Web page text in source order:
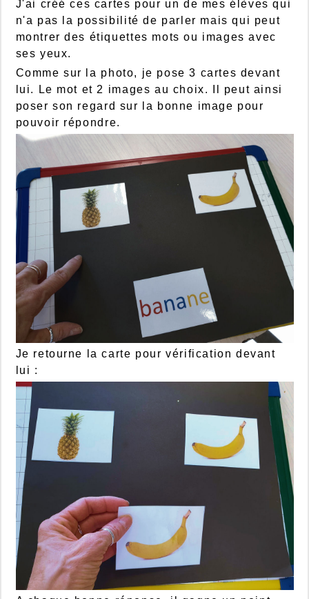
J'ai créé ces cartes pour un de mes élèves qui
n'a pas la possibilité de parler mais qui peut
montrer des étiquettes mots ou images avec
ses yeux.
Comme sur la photo, je pose 3 cartes devant
lui. Le mot et 2 images au choix. Il peut ainsi
poser son regard sur la bonne image pour
pouvoir répondre.
Je retourne la carte pour vérification devant
lui :